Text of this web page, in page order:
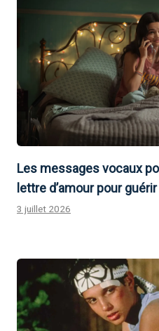
Les messages vocaux
lettre d’amour pour
3 juillet 2026